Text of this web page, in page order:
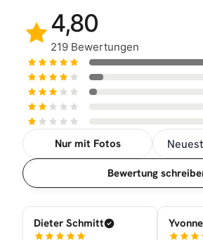
4,80
219 Bewertungen
Nur mit Fotos
Sortierung
Bewertung
Dieter Schmitt